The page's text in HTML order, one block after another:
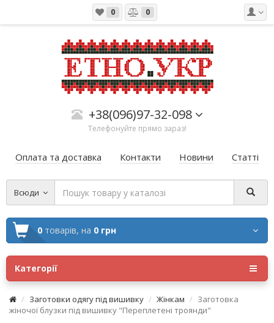
0 0
+38(096)97-32-098
Телефонуйте прямо зараз!
Оплата та доставка Контакти Новини Статті
Всюди
0 товарів, на 0 грн
Категорії
Заготовки одягу під вишивку Жінкам
Заготовка
жіночої блузки під вишивку "Переплетені троянди"